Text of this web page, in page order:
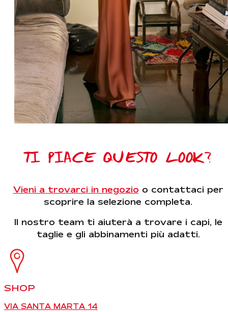
TI PIACE QUESTO LOOK?
Vieni a trovarci in negozio o contattaci per
scoprire la selezione completa.
Il nostro team ti aiuterà a trovare i capi, le
taglie e gli abbinamenti più adatti.
SHOP
VIA SANTA MARTA 14